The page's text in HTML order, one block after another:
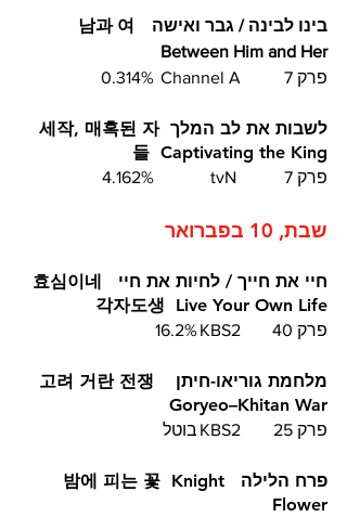
בינו לבינה / גבר ואישה  남과 여
Between Him and Her
פרק 7	Channel A	0.314%
לשבות את לב המלך  세작, 매혹된 자
들  Captivating the King
פרק 7	 tvN		4.162%
שבת, 10 בפברואר
חיי את חייך / לחיות את חיי  효심이네
각자도생  Live Your Own Life
פרק 40	KBS2	 16.2%
מלחמת גוריאו-חיתן  고려 거란 전쟁
Goryeo–Khitan War
פרק 25	KBS2	בוטל
פרח הלילה  밤에 피는 꽃  Knight
Flower